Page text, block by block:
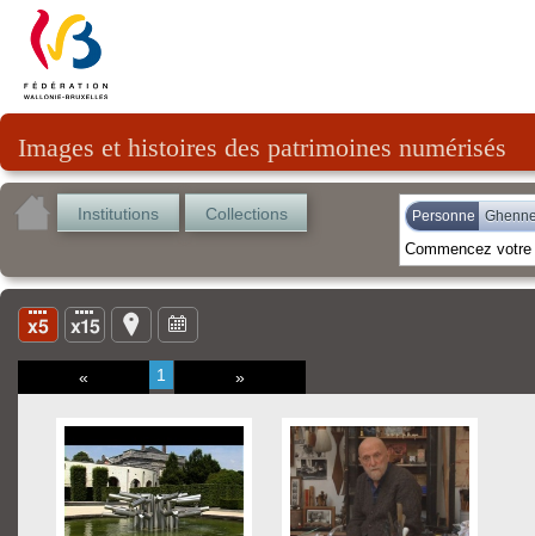
Images et histoires des patrimoines numérisés
Institutions Collections Personne
« 1 »